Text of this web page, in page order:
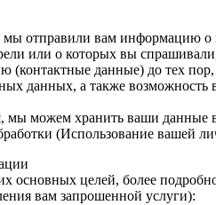
отправили вам информацию
или о которых вы
данные) до тех
данных, а также возможность
можем хранить ваши данные
(Использование вашей
основных целей, более
вам запрошенной услуги):